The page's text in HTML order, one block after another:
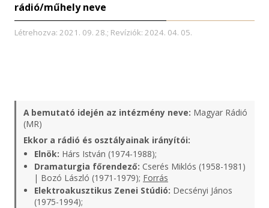
rádió/műhely neve
Létrehozva: 2021. 09. 28.; Revíziók: 2024. 04. 05.
A bemutató idején az intézmény neve: Magyar Rádió
(MR)
Ekkor a rádió és osztályainak irányítói:
Elnök: Hárs István (1974-1988);
Dramaturgia főrendező: Cserés Miklós (1958-1981)
| Bozó László (1971-1979); Forrás
Elektroakusztikus Zenei Stúdió: Decsényi János
(1975-1994);